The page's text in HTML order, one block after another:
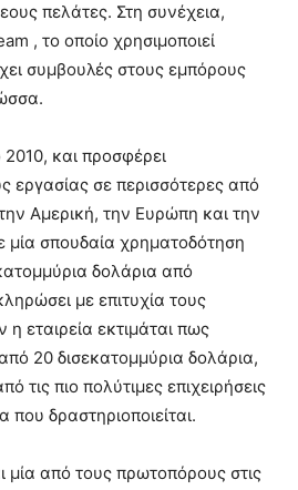
πελάτες. Στη συνέχεια,
, το οποίο χρησιμοποιεί
συμβουλές στους εμπόρους
και προσφέρει
εργασίας σε περισσότερες από
Αμερική, την Ευρώπη και την
μία σπουδαία χρηματοδότηση
δολάρια από
με επιτυχία τους
η εταιρεία εκτιμάται πως
20 δισεκατομμύρια δολάρια,
τις πιο πολύτιμες επιχειρήσεις
δραστηριοποιείται.
μία από τους πρωτοπόρους στις